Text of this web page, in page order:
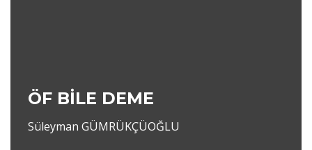
ÖF BİLE DEME
Süleyman GÜMRÜKÇÜOĞLU